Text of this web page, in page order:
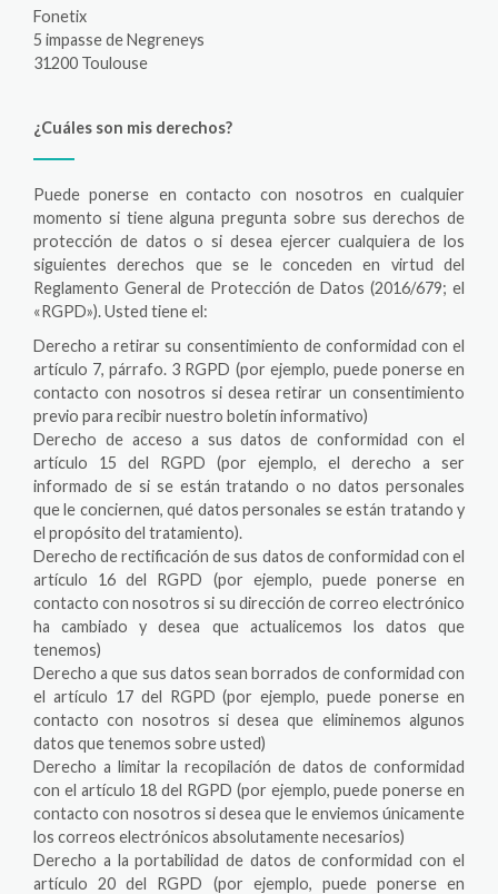
Fonetix
5 impasse de Negreneys
31200 Toulouse
¿Cuáles son mis derechos?
Puede ponerse en contacto con nosotros en cualquier
momento si tiene alguna pregunta sobre sus derechos de
protección de datos o si desea ejercer cualquiera de los
siguientes derechos que se le conceden en virtud del
Reglamento General de Protección de Datos (2016/679; el
«RGPD»). Usted tiene el:
Derecho a retirar su consentimiento de conformidad con el
artículo 7, párrafo. 3 RGPD (por ejemplo, puede ponerse en
contacto con nosotros si desea retirar un consentimiento
previo para recibir nuestro boletín informativo)
Derecho de acceso a sus datos de conformidad con el
artículo 15 del RGPD (por ejemplo, el derecho a ser
informado de si se están tratando o no datos personales
que le conciernen, qué datos personales se están tratando y
el propósito del tratamiento).
Derecho de rectificación de sus datos de conformidad con el
artículo 16 del RGPD (por ejemplo, puede ponerse en
contacto con nosotros si su dirección de correo electrónico
ha cambiado y desea que actualicemos los datos que
tenemos)
Derecho a que sus datos sean borrados de conformidad con
el artículo 17 del RGPD (por ejemplo, puede ponerse en
contacto con nosotros si desea que eliminemos algunos
datos que tenemos sobre usted)
Derecho a limitar la recopilación de datos de conformidad
con el artículo 18 del RGPD (por ejemplo, puede ponerse en
contacto con nosotros si desea que le enviemos únicamente
los correos electrónicos absolutamente necesarios)
Derecho a la portabilidad de datos de conformidad con el
artículo 20 del RGPD (por ejemplo, puede ponerse en